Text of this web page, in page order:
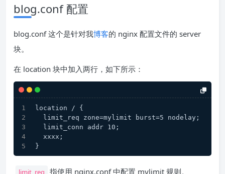
blog.conf 配置
blog.conf 这个是针对我博客的 nginx 配置文件的 server
块。
在 location 块中加入两行，如下所示：
location / {
  limit_req zone=mylimit burst=5 nodelay;
  limit_conn addr 10;
  xxxx;
}
limit_req 指使用 nginx.conf 中配置 mylimit 规则。